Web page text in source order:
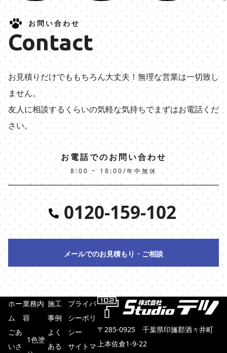
お問い合わせ
Contact
お見積りだけでももちろん大丈夫！無理な営業は一切致し
ません。
友人に相談するくらいの気軽な気持ちでまずはお電話くだ
さい。
お電話でのお問い合わせ
8:00 ~ 18:00/年中無休
0120-159-102
メールでのお見積もり・ご相談
ホー
ム
ごあ
いさ
業務内
容
1色塗
施工
事例
よく
ある
プライバ
シーポリ
シー
サイトマ
〒285-0925 千葉県印旛郡酒々井町
上本佐倉1-9-22